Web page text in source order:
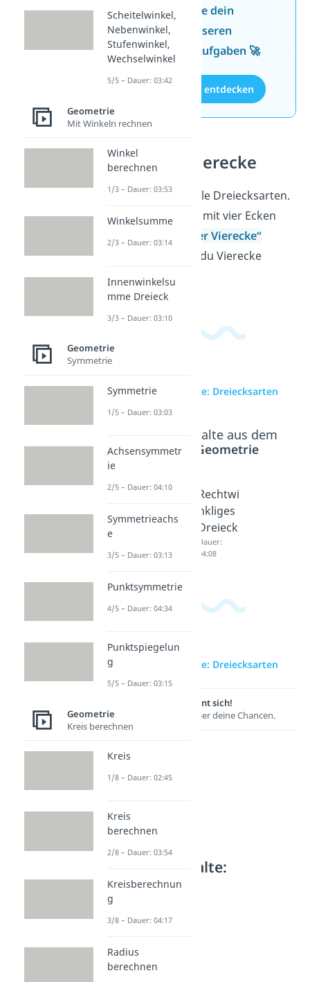
Jetzt neu: Teste dein
Wissen mit unseren
kostenlosen Aufgaben 🚀
Aufgaben entdecken
Haus der Vierecke
Jetzt kennst du alle Dreiecksarten.
Aber wie sieht es mit vier Ecken
aus? Im
Haus der Vierecke“
erfährst du, wie du Vierecke
ordnen kannst.
zur Videoseite: Dreiecksarten
Beliebte Inhalte aus dem
Bereich
Geometrie
Dreieck
Dauer:
02:50
Dreieck
04:08
Rechtwi
nkliges
Dreieck
Dauer:
04:08
zur Videoseite: Dreiecksarten
Lernen lohnt sich!
Entdecke hier deine Chancen.
Weitere Inhalte:
Geometrie
Dreiecke
Dreiecksarten
Dreiecke
Dauer: 02:50
Scheitelwinkel,
Nebenwinkel,
Stufenwinkel,
Wechselwinkel
5/5 – Dauer: 03:42
Geometrie
Mit Winkeln rechnen
Winkel
berechnen
1/3 – Dauer: 03:53
Winkelsumme
2/3 – Dauer: 03:14
Innenwinkelsu
mme Dreieck
3/3 – Dauer: 03:10
Geometrie
Symmetrie
Symmetrie
1/5 – Dauer: 03:03
Achsensymmetr
ie
2/5 – Dauer: 04:10
Symmetrieachs
e
3/5 – Dauer: 03:13
Punktsymmetrie
4/5 – Dauer: 04:34
Punktspiegelun
g
5/5 – Dauer: 03:15
Geometrie
Kreis berechnen
Kreis
1/8 – Dauer: 02:45
Kreis
berechnen
2/8 – Dauer: 03:54
Kreisberechnun
g
3/8 – Dauer: 04:17
Radius
berechnen